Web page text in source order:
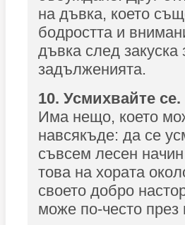
на дъвка, което
бодростта и
дъвка след
задълженията.
10. Усмихвайте се.
Има нещо, което
навсякъде: да се
съвсем лесен
това на хората
своето добро
може по-често през